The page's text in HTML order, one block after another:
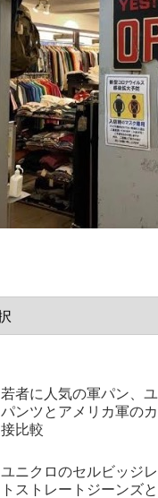
若者に人気の軍パン、
パンツとアメリカ軍の
接比較
ユニクロのセルビッジ
トストレートジーンズ